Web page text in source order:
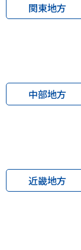
関東地方
中部地方
近畿地方